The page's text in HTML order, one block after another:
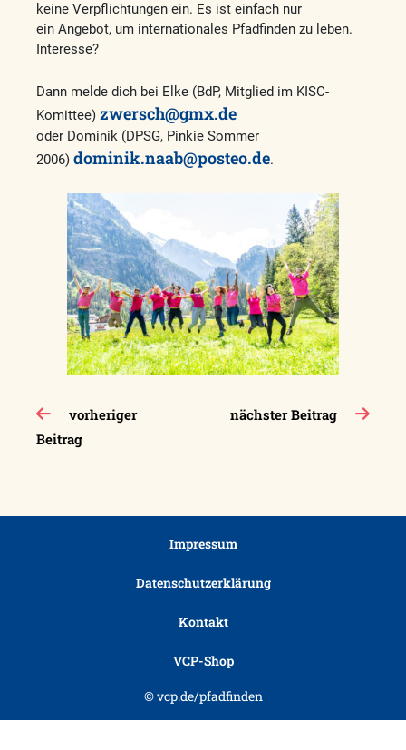
keine Verpflichtungen ein. Es ist einfach nur
ein Angebot, um internationales Pfadfinden zu leben.
Interesse?
Dann melde dich bei Elke (BdP, Mitglied im KISC-
Komittee) zwersch@gmx.de
oder Dominik (DPSG, Pinkie Sommer
2006) dominik.naab@posteo.de.
Beitragsnavigation
vorheriger
Beitrag
nächster Beitrag
Impressum
Datenschutzerklärung
Kontakt
VCP-Shop
© vcp.de/pfadfinden